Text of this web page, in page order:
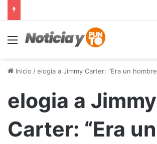
Menú
Inicio /elogia a Jimmy Carter: “Era un hombre
elogia a Jimmy
Carter: “Era un